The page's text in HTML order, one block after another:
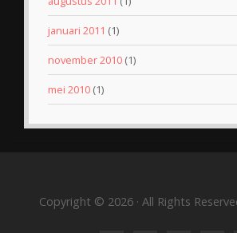
januari 2011 (1)
november 2010 (1)
mei 2010 (1)
Copyright © 2026 · All Rights